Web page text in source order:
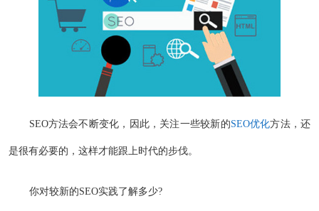
SEO方法会不断变化，因此，关注一些较新的SEO优化方法，还
是很有必要的，这样才能跟上时代的步伐。
你对较新的SEO实践了解多少?